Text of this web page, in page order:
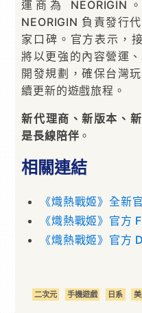
運商為 NEORIGIN
NEORIGIN 負責發行
家口碑。官方表示，
將以更強的內容營運
開發規劃，確保台灣
續更新的遊戲旅程。
新代理商、新版本、
是長線陪伴 。
相關連結
《熾熱戰姬》全新
《熾熱戰姬》官方
《熾熱戰姬》官方
二次元 手機遊戲 日系